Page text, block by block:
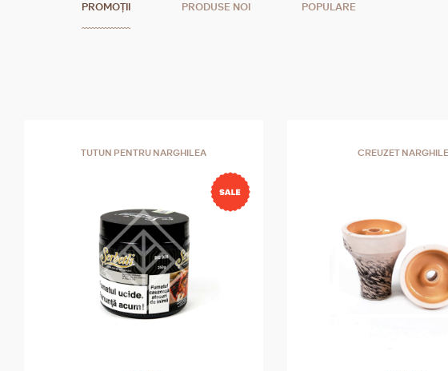
PROMOȚII PRODUSE NOI POPULARE
TUTUN PENTRU NARGHILEA CREUZET